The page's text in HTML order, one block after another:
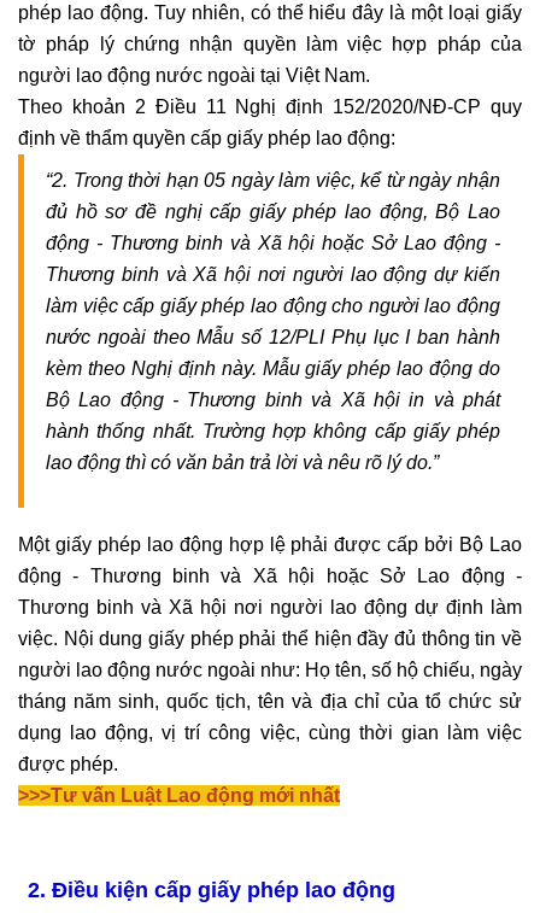
phép lao động. Tuy nhiên, có thể hiểu đây là một loại giấy
tờ pháp lý chứng nhận quyền làm việc hợp pháp của
người lao động nước ngoài tại Việt Nam.
Theo khoản 2 Điều 11 Nghị định 152/2020/NĐ-CP quy
định về thẩm quyền cấp giấy phép lao động:
“2. Trong thời hạn 05 ngày làm việc, kể từ ngày nhận
đủ hồ sơ đề nghị cấp giấy phép lao động, Bộ Lao
động - Thương binh và Xã hội hoặc Sở Lao động -
Thương binh và Xã hội nơi người lao động dự kiến
làm việc cấp giấy phép lao động cho người lao động
nước ngoài theo Mẫu số 12/PLI Phụ lục I ban hành
kèm theo Nghị định này. Mẫu giấy phép lao động do
Bộ Lao động - Thương binh và Xã hội in và phát
hành thống nhất. Trường hợp không cấp giấy phép
lao động thì có văn bản trả lời và nêu rõ lý do.”
Một giấy phép lao động hợp lệ phải được cấp bởi Bộ Lao
động - Thương binh và Xã hội hoặc Sở Lao động -
Thương binh và Xã hội nơi người lao động dự định làm
việc. Nội dung giấy phép phải thể hiện đầy đủ thông tin về
người lao động nước ngoài như: Họ tên, số hộ chiếu, ngày
tháng năm sinh, quốc tịch, tên và địa chỉ của tổ chức sử
dụng lao động, vị trí công việc, cùng thời gian làm việc
được phép.
>>>Tư vấn Luật Lao động mới nhất
2. Điều kiện cấp giấy phép lao động